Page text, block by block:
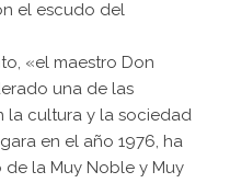
el escudo del
«el maestro Don
una de las
la cultura y la sociedad
en el año 1976, ha
la Muy Noble y Muy